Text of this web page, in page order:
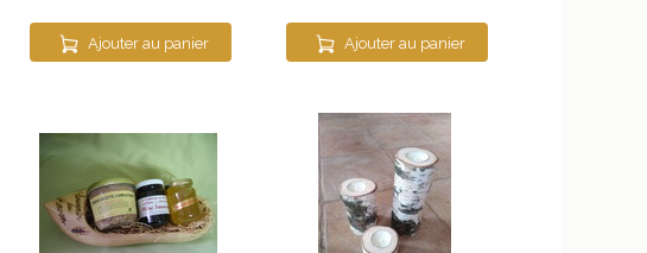
Ajouter au panier Ajouter au panier